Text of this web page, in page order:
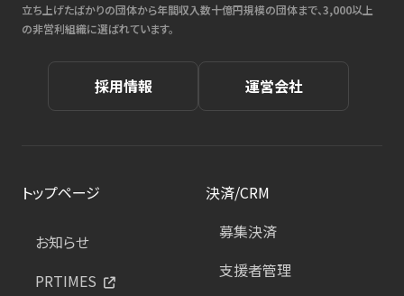
立ち上げたばかりの団体から年間収入数十億円規模の団体まで、3,000以上
の非営利組織に選ばれています。
採用情報 運営会社
トップページ
お知らせ
PRTIMES
決済/CRM
募集決済
支援者管理